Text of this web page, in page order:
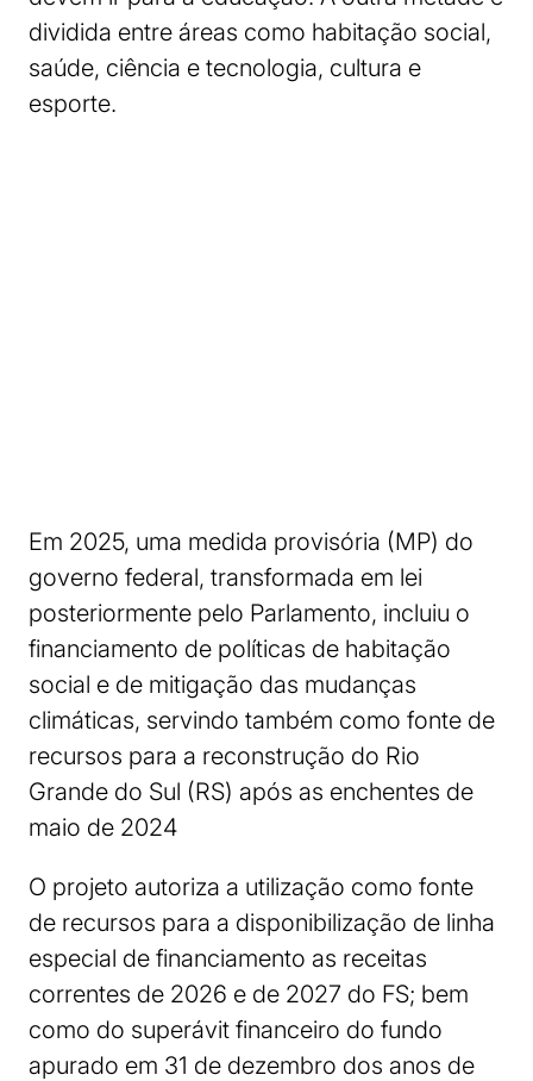
dividida entre áreas como habitação social,
saúde, ciência e tecnologia, cultura e
esporte.
Em 2025, uma medida provisória (MP) do
governo federal, transformada em lei
posteriormente pelo Parlamento, incluiu o
financiamento de políticas de habitação
social e de mitigação das mudanças
climáticas, servindo também como fonte de
recursos para a reconstrução do Rio
Grande do Sul (RS) após as enchentes de
maio de 2024
O projeto autoriza a utilização como fonte
de recursos para a disponibilização de linha
especial de financiamento as receitas
correntes de 2026 e de 2027 do FS; bem
como do superávit financeiro do fundo
apurado em 31 de dezembro dos anos de